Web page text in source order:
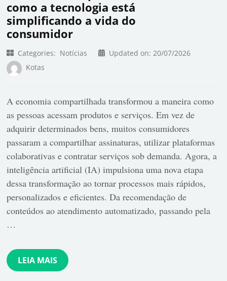
como a tecnologia está
simplificando a vida do
consumidor
Categories: Notícias Updated on: 20/07/2026
Kotas
A economia compartilhada transformou a maneira como
as pessoas acessam produtos e serviços. Em vez de
adquirir determinados bens, muitos consumidores
passaram a compartilhar assinaturas, utilizar plataformas
colaborativas e contratar serviços sob demanda. Agora, a
inteligência artificial (IA) impulsiona uma nova etapa
dessa transformação ao tornar processos mais rápidos,
personalizados e eficientes. Da recomendação de
conteúdos ao atendimento automatizado, passando pela
…
LEIA MAIS